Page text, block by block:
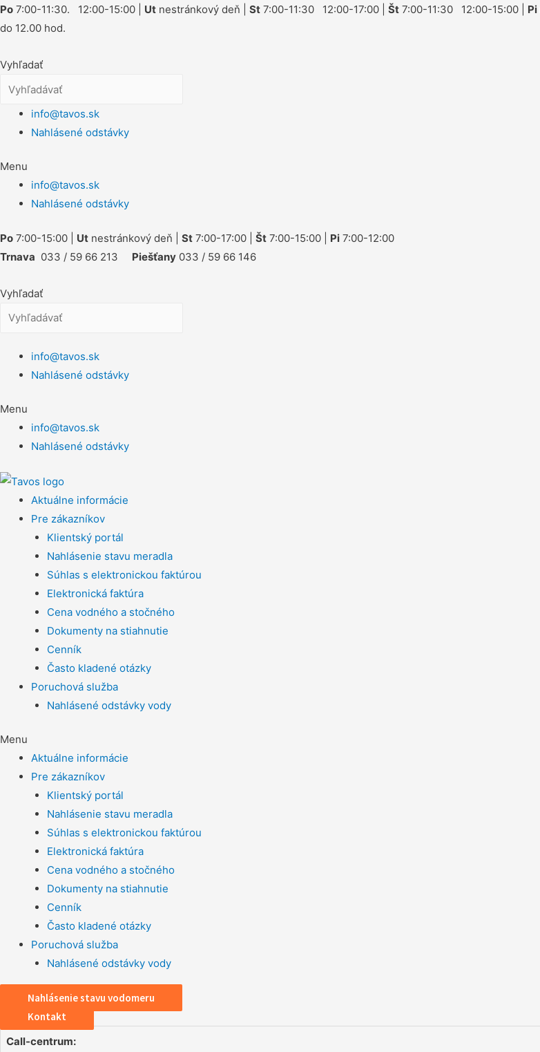
Po 7:00-11:30. 12:00-15:00 | Ut nestránkový deň | St 7:00-11:30 12:00-17:00 | Št 7:00-11:30 12:00-15:00 | Pi
do 12.00 hod.
Vyhľadať
info@tavos.sk
Nahlásené odstávky
Menu
info@tavos.sk
Nahlásené odstávky
Po 7:00-15:00 | Ut nestránkový deň | St 7:00-17:00 | Št 7:00-15:00 | Pi 7:00-12:00
Trnava 033 / 59 66 213 Piešťany 033 / 59 66 146
Vyhľadať
info@tavos.sk
Nahlásené odstávky
Menu
info@tavos.sk
Nahlásené odstávky
Aktuálne informácie
Pre zákazníkov
Klientský portál
Nahlásenie stavu meradla
Súhlas s elektronickou faktúrou
Elektronická faktúra
Cena vodného a stočného
Dokumenty na stiahnutie
Cenník
Často kladené otázky
Poruchová služba
Nahlásené odstávky vody
Menu
Aktuálne informácie
Pre zákazníkov
Klientský portál
Nahlásenie stavu meradla
Súhlas s elektronickou faktúrou
Elektronická faktúra
Cena vodného a stočného
Dokumenty na stiahnutie
Cenník
Často kladené otázky
Poruchová služba
Nahlásené odstávky vody
Nahlásenie stavu vodomeru
Kontakt
Call-centrum: